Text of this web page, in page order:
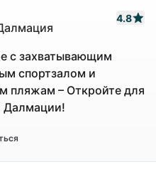
4.8
с захватывающим
спортзалом и
пляжам – Откройте для
Далмации!